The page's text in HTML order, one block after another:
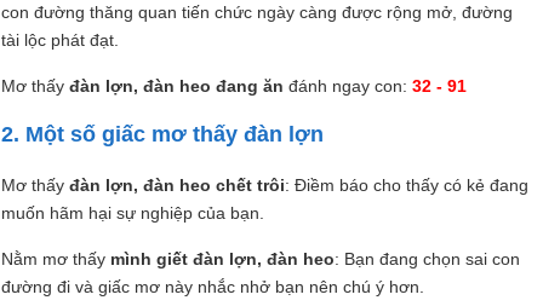
con đường thăng quan tiến chức ngày càng được rộng mở, đường
tài lộc phát đạt.
Mơ thấy đàn lợn, đàn heo đang ăn đánh ngay con: 32 - 91
2. Một số giấc mơ thấy đàn lợn
Mơ thấy đàn lợn, đàn heo chết trôi: Điềm báo cho thấy có kẻ đang
muốn hãm hại sự nghiệp của bạn.
Nằm mơ thấy mình giết đàn lợn, đàn heo: Bạn đang chọn sai con
đường đi và giấc mơ này nhắc nhở bạn nên chú ý hơn.